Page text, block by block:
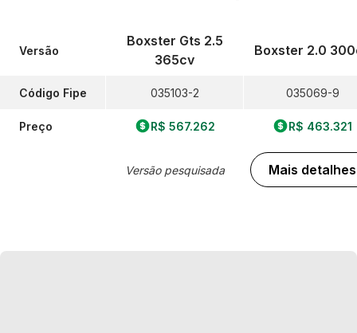
Versão
Código Fipe
Preço
Boxster Gts 2.5
365cv
035103-2
R$ 567.262
Versão pesquisada
Boxster 2.0
035069-9
R$ 463.321
Mais detalhes